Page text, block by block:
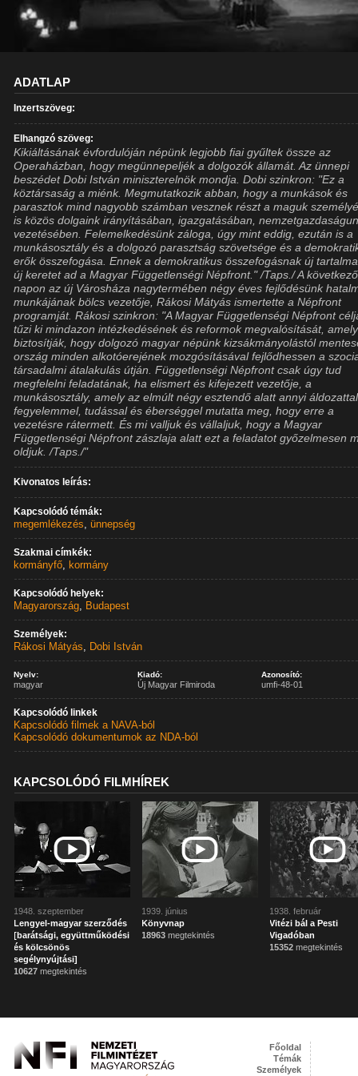
ADATLAP
Inzertszöveg:
Elhangzó szöveg:
Kikiáltásának évfordulóján népünk legjobb fiai gyűltek össze az
Operaházban, hogy megünnepeljék a dolgozók államát. Az ünnepi
beszédet Dobi István miniszterelnök mondja. Dobi szinkron: "Ez a
köztársaság a miénk. Megmutatkozik abban, hogy a munkások és
parasztok mind nagyobb számban vesznek részt a maguk
is közös dolgaink irányításában, igazgatásában,
vezetésében. Felemelkedésünk záloga, úgy mint eddig, ezután is a
munkásosztály és a dolgozó parasztság szövetsége és a
erők összefogása. Ennek a demokratikus összefogásnak új
új keretet ad a Magyar Függetlenségi Népfront." /Taps./ A következő
napon az új Városháza nagytermében négy éves fejlődésünk
munkájának bölcs vezetője, Rákosi Mátyás ismertette a Népfront
programját. Rákosi szinkron: "A Magyar Függetlenségi Népfront
tűzi ki mindazon intézkedésének és reformok megvalósítását,
biztosítják, hogy dolgozó magyar népünk kizsákmányolástól
ország minden alkotóerejének mozgósításával fejlődhessen a
társadalmi átalakulás útján. Függetlenségi Népfront csak úgy tud
megfelelni feladatának, ha elismert és kifejezett vezetője, a
munkásosztály, amely az elmúlt négy esztendő alatt annyi
fegyelemmel, tudással és éberséggel mutatta meg, hogy erre a
vezetésre rátermett. És mi valljuk és vállaljuk, hogy a Magyar
Függetlenségi Népfront zászlaja alatt ezt a feladatot győzelmesen
oldjuk. /Taps./"
Kivonatos leírás:
Kapcsolódó témák:
megemlékezés,ünnepség
Szakmai címkék:
kormányfő, kormány
Kapcsolódó helyek:
Magyarország, Budapest
Személyek:
Rákosi Mátyás, Dobi István
Nyelv:
magyar
Kiadó:
Új Magyar Filmiroda
Azonosító:
umfi-48-01
Kapcsolódó linkek
Kapcsolódó filmek a NAVA-ból
Kapcsolódó dokumentumok az NDA-ból
KAPCSOLÓDÓ FILMHÍREK
1948. szeptember
Lengyel-magyar szerződés
[barátsági, együttműködési
és kölcsönös
segélynyújtási]
10627 megtekintés
1939. június
Könyvnap
18963 megtekintés
1938. február
Vitézi bál a Pesti
Vigadóban
15352 megtekintés
Főoldal
Témák
Személyek